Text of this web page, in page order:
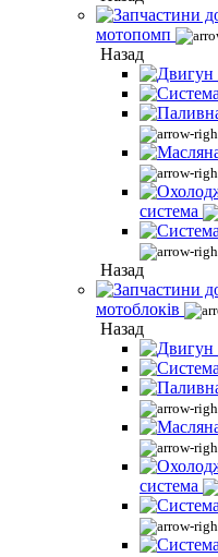
мотопомп
Назад
система
Назад
мотоблоків
Назад
система